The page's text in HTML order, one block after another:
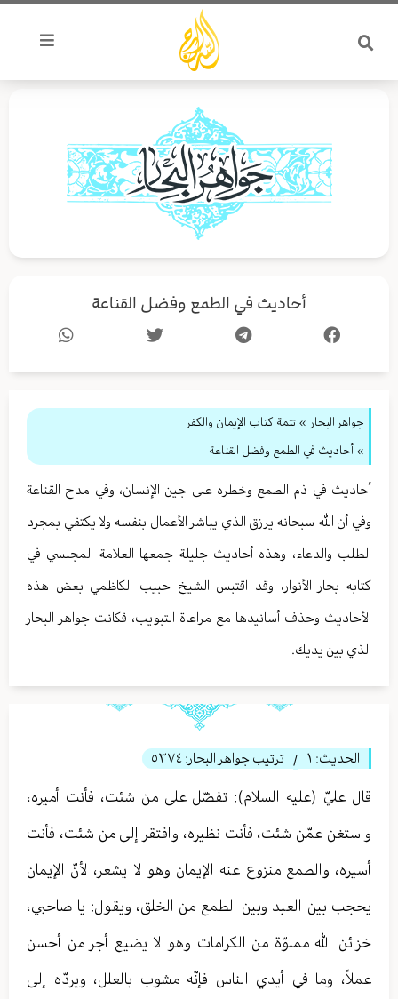
تخطي
المحتوى
أحاديث في الطمع وفضل القناعة
جواهر البحار » تتمة كتاب الإيمان والكفر
» أحاديث في الطمع وفضل القناعة
أحاديث في ذم الطمع وخطره على جين الإنسان، وفي مدح القناعة
وفي أن الله سبحانه يرزق الذي يباشر الأعمال بنفسه ولا يكتفي بمجرد
الطلب والدعاء، وهذه أحاديث جليلة جمعها العلامة المجلسي في
كتابه بحار الأنوار، وقد اقتبس الشيخ حبيب الكاظمي بعض هذه
الأحاديث وحذف أسانيدها مع مراعاة التبويب، فكانت جواهر البحار
الذي بين يديك.
الحديث: ١ / ترتيب جواهر البحار: ٥٣٧٤
قال عليّ (عليه السلام): تفضّل على من شئت، فأنت أميره،
واستغن عمّن شئت، فأنت نظيره، وافتقر إلى من شئت، فأنت
أسيره، والطمع منزوع عنه الإيمان وهو لا يشعر، لأنّ الإيمان
يحجب بين العبد وبين الطمع من الخلق، ويقول: يا صاحبي،
خزائن الله مملوّة من الكرامات وهو لا يضيع أجر من أحسن
عملاً، وما في أيدي الناس فإنّه مشوب بالعلل، ويردّه إلى